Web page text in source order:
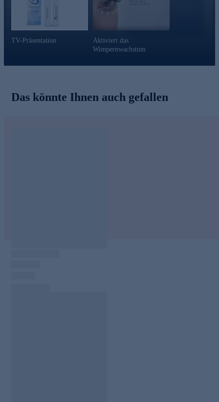
TV-Präsentation
Aktiviert das
Wimpernwachstum
Das könnte Ihnen auch gefallen